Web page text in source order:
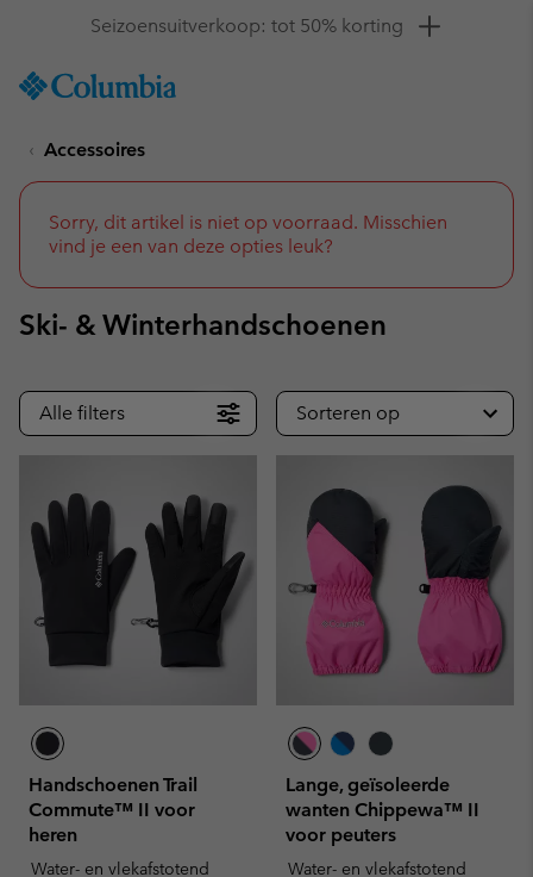
TO
SKIP
NAV
TO
SEARCH
Krijg 10% korting
Accessoires
Sorry, dit artikel is niet op voorraad. Misschien
vind je een van deze opties leuk?
Ski- & Winterhandschoenen
Alle filters Sorteren op
Handschoenen Trail
Commute™ II voor
heren
Water- en vlekafstotend
Lange, geïsoleerde
wanten Chippewa™ II
voor peuters
Water- en vlekafstotend